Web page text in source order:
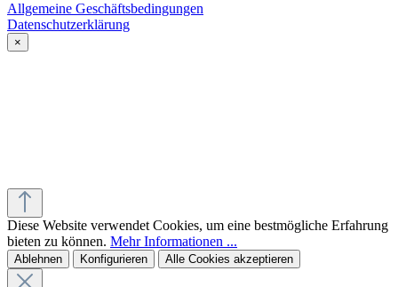
Allgemeine Geschäftsbedingungen
Datenschutzerklärung
×
Diese Website verwendet Cookies, um eine bestmögliche Erfahrung
bieten zu können. Mehr Informationen ...
Ablehnen Konfigurieren Alle Cookies akzeptieren